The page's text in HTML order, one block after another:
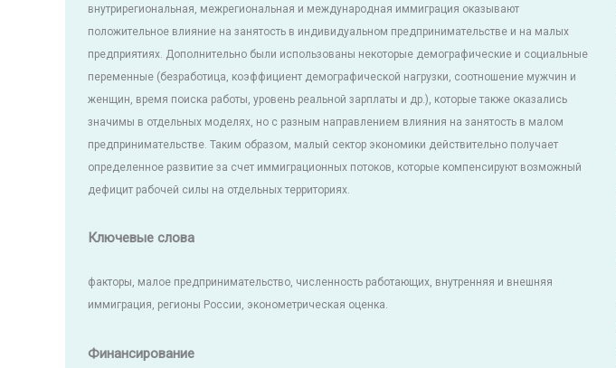
внутрирегиональная, межрегиональная и международная иммиграция оказывают
положительное влияние на занятость в индивидуальном предпринимательстве и на малых
предприятиях. Дополнительно были использованы некоторые демографические и социальные
переменные (безработица, коэффициент демографической нагрузки, соотношение мужчин и
женщин, время поиска работы, уровень реальной зарплаты и др.), которые также оказались
значимы в отдельных моделях, но с разным направлением влияния на занятость в малом
предпринимательстве. Таким образом, малый сектор экономики действительно получает
определенное развитие за счет иммиграционных потоков, которые компенсируют возможный
дефицит рабочей силы на отдельных территориях.
Ключевые слова
факторы, малое предпринимательство, численность работающих, внутренняя и внешняя
иммиграция, регионы России, эконометрическая оценка.
Финансирование